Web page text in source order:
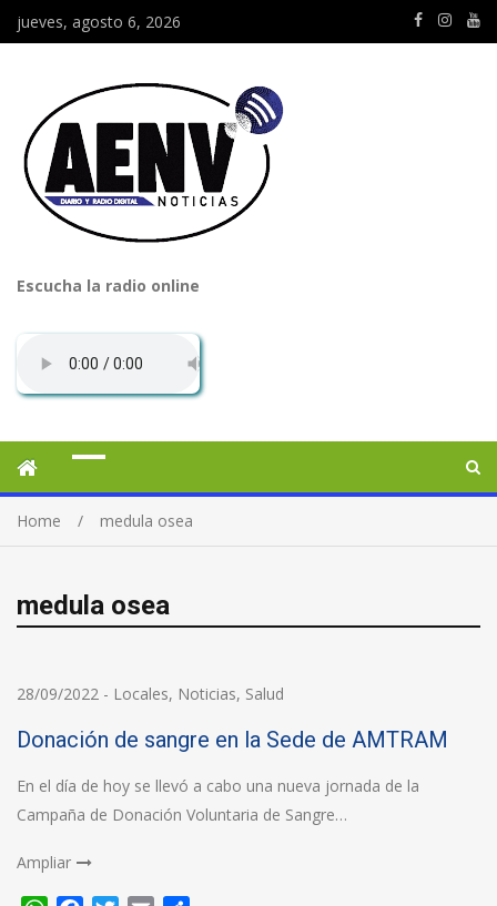
jueves, agosto 6, 2026
Escucha la radio online
Home medula osea
medula osea
28/09/2022 - Locales, Noticias, Salud
Donación de sangre en la Sede de AMTRAM
En el día de hoy se llevó a cabo una nueva jornada de la
Campaña de Donación Voluntaria de Sangre…
Ampliar